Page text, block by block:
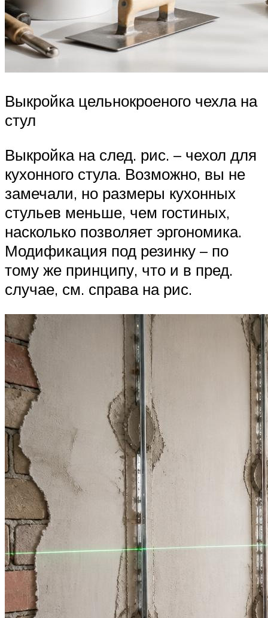
Выкройка цельнокроеного чехла на
стул
Выкройка на след. рис. – чехол для
кухонного стула. Возможно, вы не
замечали, но размеры кухонных
стульев меньше, чем гостиных,
насколько позволяет эргономика.
Модификация под резинку – по
тому же принципу, что и в пред.
случае, см. справа на рис.